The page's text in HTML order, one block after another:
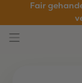
Fair